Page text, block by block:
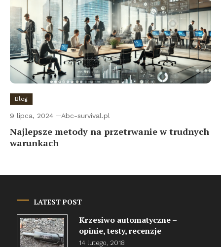
Blog
9 lipca, 2024 Abc-survival.pl
Najlepsze metody na przetrwanie w trudnych
warunkach
LATEST POST
Krzesiwo automatyczne –
opinie, testy, recenzje
14 lutego, 2018